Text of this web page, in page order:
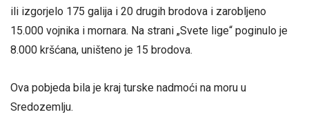
ili izgorjelo 175 galija i 20 drugih brodova i zarobljeno
15.000 vojnika i mornara. Na strani „Svete lige“ poginulo je
8.000 kršćana, uništeno je 15 brodova.
Ova pobjeda bila je kraj turske nadmoći na moru u
Sredozemlju.